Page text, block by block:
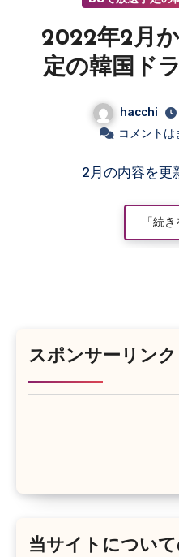
2022年2月
定の韓国ド
hacchi
コメントは
2月の内容を
「続
スポンサーリンク
当サイトについ